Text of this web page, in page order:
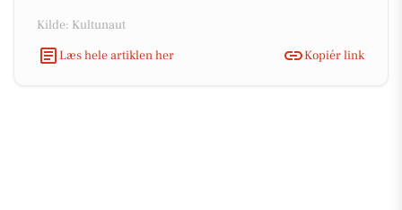
Kilde: Kultunaut
Læs hele artiklen her
Kopiér link